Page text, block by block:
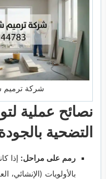
شركة ترميم
نصائح عملية
التضحية
رمم على مراحل: إذا
بالأولويات (الإنشائي،